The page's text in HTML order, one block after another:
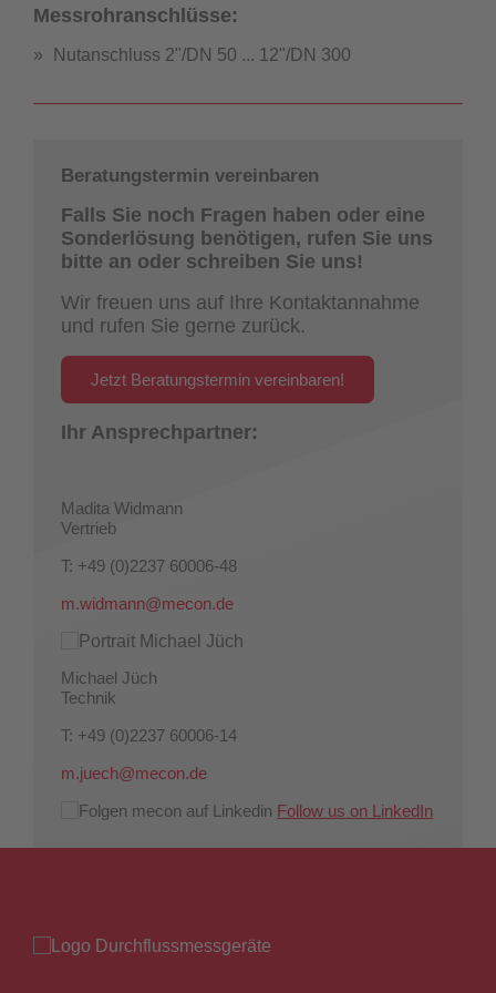
Messrohranschlüsse:
Nutanschluss 2"/DN 50 ... 12"/DN 300
Beratungstermin vereinbaren
Falls Sie noch Fragen haben oder eine
Sonderlösung benötigen, rufen Sie uns
bitte an oder schreiben Sie uns!
Wir freuen uns auf Ihre Kontaktannahme
und rufen Sie gerne zurück.
Jetzt Beratungstermin vereinbaren!
Ihr Ansprechpartner:
Madita Widmann
Vertrieb
T: +49 (0)2237 60006-48
m.widmann@mecon.de
Michael Jüch
Technik
T: +49 (0)2237 60006-14
m.juech@mecon.de
Follow us on LinkedIn